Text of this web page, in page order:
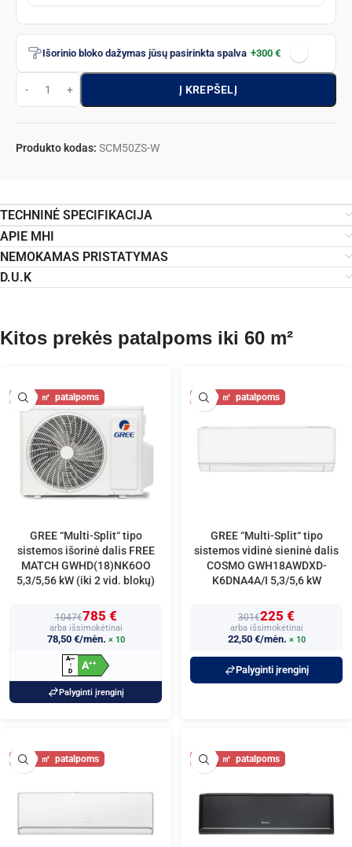
Išorinio bloko dažymas jūsų pasirinkta spalva +300 €
Į KREPŠELĮ
Produkto kodas: SCM50ZS-W
TECHNINĖ SPECIFIKACIJA
APIE MHI
NEMOKAMAS PRISTATYMAS
D.U.K
Kitos prekės patalpoms iki 60 m²
60
GREE “Multi-Split“ tipo
sistemos išorinė dalis FREE
MATCH GWHD(18)NK6OO
5,3/5,56 kW (iki 2 vid. blokų)
1047€785 €
arba išsimokėtinai
78,50 €/mėn. × 10
A+++
↑
D
A++
Palyginti įrenginį
60
GREE “Multi-Split“ tipo
sistemos vidinė sieninė dalis
COSMO GWH18AWDXD-
K6DNA4A/I 5,3/5,6 kW
301€225 €
arba išsimokėtinai
22,50 €/mėn. × 10
Palyginti įrenginį
60 60